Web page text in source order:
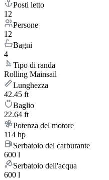
Posti letto
12
Persone
12
Bagni
4
Tipo di randa
Rolling Mainsail
Lunghezza
42.45 ft
Baglio
22.64 ft
Potenza del motore
114 hp
Serbatoio del carburante
600 l
Serbatoio dell'acqua
600 l